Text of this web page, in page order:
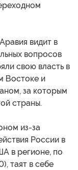
видит в
вопросов
свою власть в
Востоке и
за которым
страны.
из-за
России в
в регионе, по
таят в себе